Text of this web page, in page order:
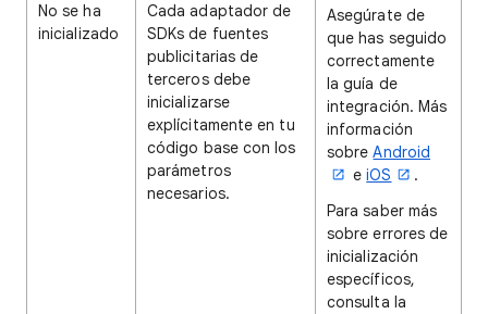
No se ha
inicializado
Cada adaptador de
SDKs de fuentes
publicitarias de
terceros debe
inicializarse
explícitamente en tu
código base con los
parámetros
necesarios.
Asegúrate de
que has seguido
correctamente
la guía de
integración. Más
información
sobreAndroid
eiOS
.
Para saber más
sobre errores de
inicialización
específicos,
consulta la